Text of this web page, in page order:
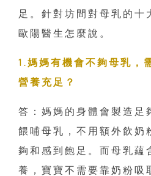
足。針對坊間對母乳的十
歐陽醫生怎麼說。
1.媽媽有機會不夠母乳，
營養充足？
答：媽媽的身體會製造足
餵哺母乳，不用額外飲奶
夠和感到飽足。而母乳蘊
養，寶寶不需要靠奶粉吸